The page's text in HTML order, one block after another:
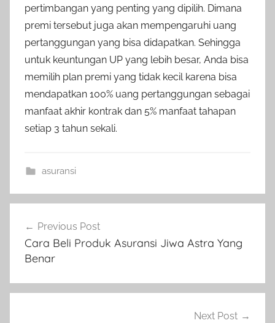
pertimbangan yang penting yang dipilih. Dimana
premi tersebut juga akan mempengaruhi uang
pertanggungan yang bisa didapatkan. Sehingga
untuk keuntungan UP yang lebih besar, Anda bisa
memilih plan premi yang tidak kecil karena bisa
mendapatkan 100% uang pertanggungan sebagai
manfaat akhir kontrak dan 5% manfaat tahapan
setiap 3 tahun sekali.
asuransi
Previous Post
Cara Beli Produk Asuransi Jiwa Astra Yang
Benar
Next Post